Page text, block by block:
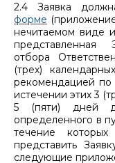
2.4 Заявка
форме
нечитаемом виде
представленная
отбора
(трех)
рекомендацией
истечении этих 3
5 (пяти) дней
определенного в
течение
представить
следующие